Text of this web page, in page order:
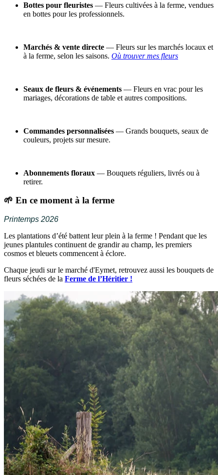
Bottes pour fleuristes — Fleurs cultivées à la ferme, vendues
en bottes pour les professionnels.
Marchés & vente directe — Fleurs sur les marchés locaux et
à la ferme, selon les saisons. Où trouver mes fleurs
Seaux de fleurs & événements — Fleurs en vrac pour les
mariages, décorations de table et autres compositions.
Commandes personnalisées — Grands bouquets, seaux de
couleurs, projets sur mesure.
Abonnements floraux — Bouquets réguliers, livrés ou à
retirer.
🌱 En ce moment à la ferme
Printemps 2026
Les plantations d’été battent leur plein à la ferme ! Pendant que les
jeunes plantules continuent de grandir au champ, les premiers
cosmos et bleuets commencent à éclore.
Chaque jeudi sur le marché d'Eymet, retrouvez aussi les bouquets de
fleurs séchées de la Ferme de l’Héritier !